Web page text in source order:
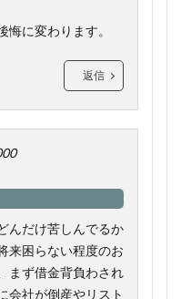
に変わります。
返信
んだけ苦しんでるか
来困らない程度のお
まず借金背負わされ
会社が倒産やリスト